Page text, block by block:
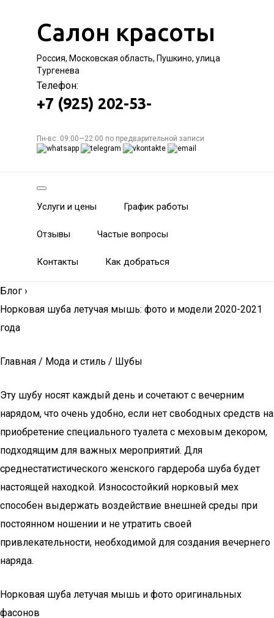
Салон красоты
Россия, Московская область, Пушкино, улица
Тургенева
Телефон:
+7 (925) 202-53-
Пн-вс: 09:00—22:00 по предварительной записи
Услуги и цены График работы
Отзывы Частые вопросы
Контакты Как добраться
Блог ›
Норковая шуба летучая мышь: фото и модели 2020-2021
года
Главная / Мода и стиль / Шубы
Эту шубу носят каждый день и сочетают с вечерним
нарядом, что очень удобно, если нет свободных средств на
приобретение специального туалета с меховым декором,
подходящим для важных мероприятий. Для
среднестатистического женского гардероба шуба будет
настоящей находкой. Износостойкий норковый мех
способен выдержать воздействие внешней среды при
постоянном ношении и не утратить своей
привлекательности, необходимой для создания вечернего
наряда.
Норковая шуба летучая мышь и фото оригинальных
фасонов